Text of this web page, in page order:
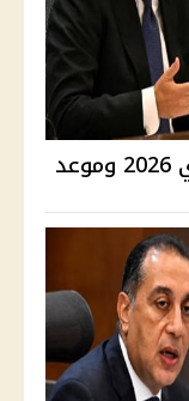
موقف ترحيل إجازة المولد النبوي 2026 وموعد